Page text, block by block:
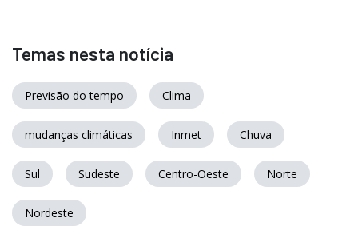
Temas nesta notícia
Previsão do tempo Clima
mudanças climáticas Inmet Chuva
Sul Sudeste Centro-Oeste Norte
Nordeste